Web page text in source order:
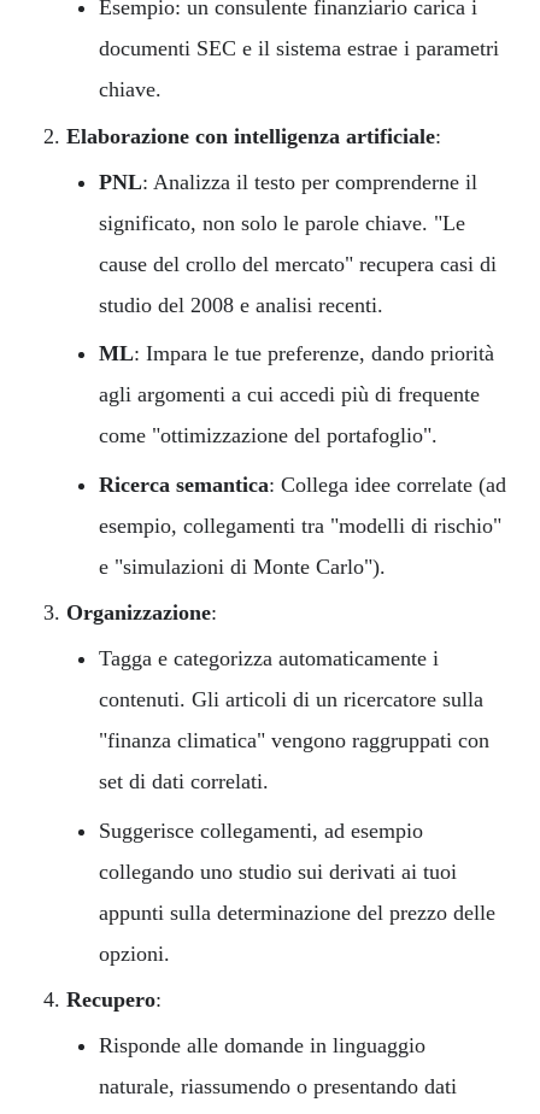
Esempio: un consulente finanziario carica i
documenti SEC e il sistema estrae i parametri
chiave.
Elaborazione con intelligenza artificiale:
PNL: Analizza il testo per comprenderne il
significato, non solo le parole chiave. "Le
cause del crollo del mercato" recupera casi di
studio del 2008 e analisi recenti.
ML: Impara le tue preferenze, dando priorità
agli argomenti a cui accedi più di frequente
come "ottimizzazione del portafoglio".
Ricerca semantica: Collega idee correlate (ad
esempio, collegamenti tra "modelli di rischio"
e "simulazioni di Monte Carlo").
Organizzazione:
Tagga e categorizza automaticamente i
contenuti. Gli articoli di un ricercatore sulla
"finanza climatica" vengono raggruppati con
set di dati correlati.
Suggerisce collegamenti, ad esempio
collegando uno studio sui derivati ai tuoi
appunti sulla determinazione del prezzo delle
opzioni.
Recupero:
Risponde alle domande in linguaggio
naturale, riassumendo o presentando dati